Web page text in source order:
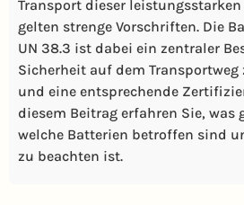
Transport dieser
gelten strenge Vorschriften. Die
UN 38.3 ist dabei ein zentraler
Sicherheit auf dem Transportweg
und eine entsprechende
diesem Beitrag erfahren Sie, was
welche Batterien betroffen sind
zu beachten ist.